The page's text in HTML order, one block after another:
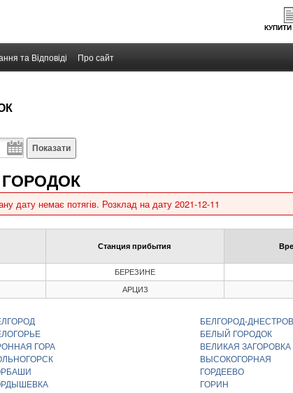
та Відповіді Про сайт
Показати
ГОРОДОК
дату немає потягів. Розклад на дату 2021-12-11
Станция прибытия
БЕРЕЗИНЕ
АРЦИЗ
БЕЛГОРОД-
БЕЛЫЙ ГОРОДОК
ГОРА
ВЕЛИКАЯ ЗАГОРОВКА
ВЫСОКОГОРНАЯ
ГОРДЕЕВО
ГОРИН